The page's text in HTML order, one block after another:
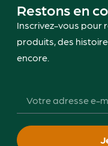
Restons en
Inscrivez-vous pour
produits, des
encore.